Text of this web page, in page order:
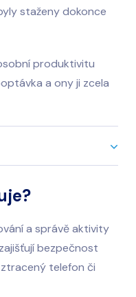
staženy dokonce
produktivitu
a ony ji zcela
a správě aktivity
bezpečnost
telefon či